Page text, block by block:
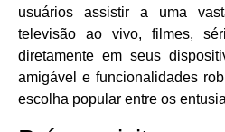
usuários assistir a uma
televisão ao vivo, filmes,
diretamente em seus
amigável e funcionalidades
escolha popular entre os